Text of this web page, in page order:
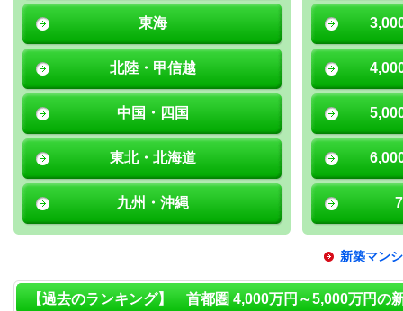
東海
北陸・甲信越
中国・四国
東北・北海道
九州・沖縄
新築マン
【過去のランキング】 首都圏 4,000万円～5,000万円の